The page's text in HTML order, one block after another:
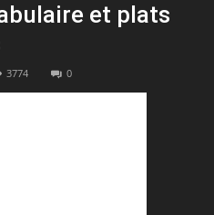
et plats
3774 0